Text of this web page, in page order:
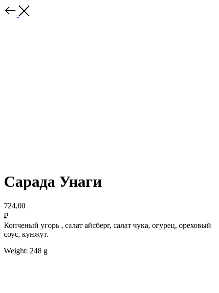
Сарада Унаги
724,00
₽
Копченый угорь , салат айсберг, салат чука, огурец, ореховый
соус, кунжут.
Weight: 248 g